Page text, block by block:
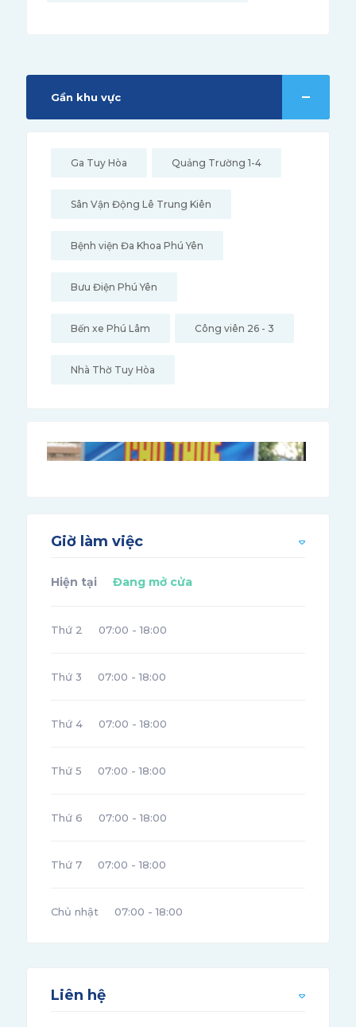
Gần khu vực
Ga Tuy Hòa Quảng Trường 1-4
Sân Vận Động Lê Trung Kiên
Bệnh viện Đa Khoa Phú Yên
Bưu Điện Phú Yên
Bến xe Phú Lâm Công viên 26 - 3
Nhà Thờ Tuy Hòa
Giờ làm việc
Hiện tại Đang mở cửa
Thứ 2 07:00 - 18:00
Thứ 3 07:00 - 18:00
Thứ 4 07:00 - 18:00
Thứ 5 07:00 - 18:00
Thứ 6 07:00 - 18:00
Thứ 7 07:00 - 18:00
Chủ nhật 07:00 - 18:00
Liên hệ